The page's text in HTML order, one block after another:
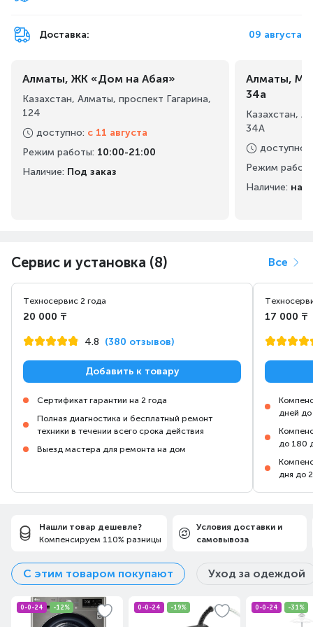
Доставка: 09 августа
Алматы, ЖК «Дом на Абая»
Казахстан, Алматы, проспект Гагарина,
124
доступно: с 11 августа
Режим работы: 10:00-21:00
Наличие: Под заказ
Алматы,
34а
Казахстан,
34А
доступно
Режим
Наличие: на
Сервис и установка (8) Все
Техносервис 2 года
20 000 ₸
4.8 (380 отзывов)
Добавить к товару
Сертификат гарантии на 2 года
Полная диагностика и бесплатный ремонт
техники в течении всего срока действия
Выезд мастера для ремонта на дом
17 000 ₸
дней до
до 180
дня до
Нашли товар дешевле?
Компенсируем 110% разницы
Условия доставки и
самовывоза
С этим товаром покупают Уход за одеждой
0-0-24 -12% 0-0-24 -19% 0-0-24 -31%